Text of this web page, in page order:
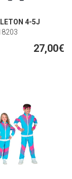
4-5J
27,00€